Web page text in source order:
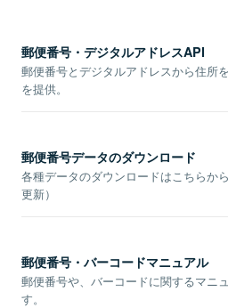
郵便番号・デジタルアドレスAPI
郵便番号とデジタルアドレスから住所
を提供。
郵便番号データのダウンロード
各種データのダウンロードはこちらか
更新）
郵便番号・バーコードマニュアル
郵便番号や、バーコードに関するマニ
す。